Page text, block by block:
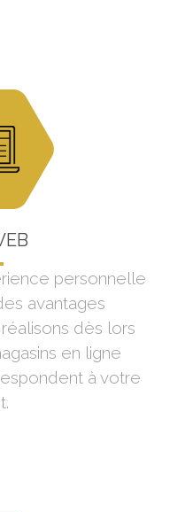
personnelle
avantages
dès lors
en ligne
à votre